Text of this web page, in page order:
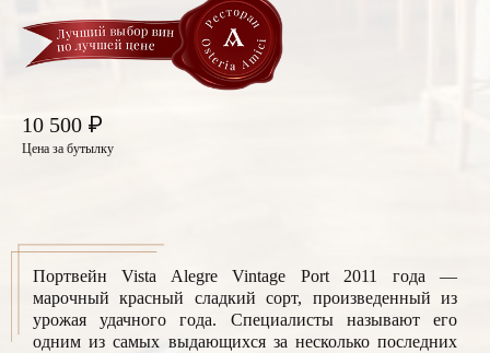
10 500 ₽
Цена за бутылку
Портвейн Vista Alegre Vintage Port 2011 года —
марочный красный сладкий сорт, произведенный из
урожая удачного года. Специалисты называют его
одним из самых выдающихся за несколько последних